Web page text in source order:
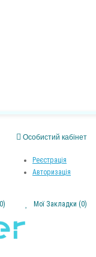
Особистий кабінет
Реєстрація
Авторизація
Мої Закладки (0)